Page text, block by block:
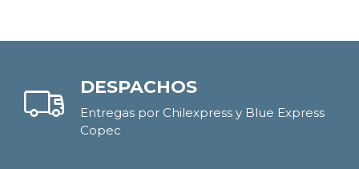
DESPACHOS
Entregas por Chilexpress y Blue Express
Copec